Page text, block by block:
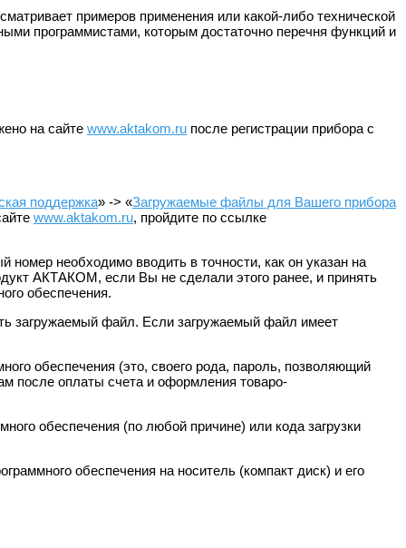
примеров применения или какой-либо технической
программистами, которым достаточно перечня функций и
на сайте www.aktakom.ru после регистрации прибора с
поддержка» -> «Загружаемые файлы для Вашего прибора
www.aktakom.ru, пройдите по ссылке
необходимо вводить в точности, как он указан на
АКТАКОМ, если Вы не сделали этого ранее, и принять
обеспечения.
загружаемый файл. Если загружаемый файл имеет
обеспечения (это, своего рода, пароль, позволяющий
после оплаты счета и оформления товаро-
обеспечения (по любой причине) или кода загрузки
обеспечения на носитель (компакт диск) и его